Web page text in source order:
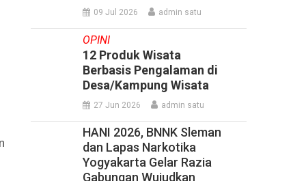
09 Jul 2026 admin satu
OPINI
12 Produk Wisata
Berbasis Pengalaman di
Desa/Kampung Wisata
27 Jun 2026 admin satu
HANI 2026, BNNK Sleman
dan Lapas Narkotika
Yogyakarta Gelar Razia
Gabungan Wujudkan